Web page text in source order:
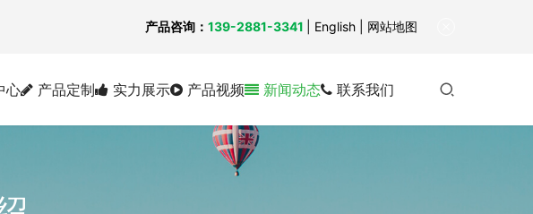
心 产品定制 实力展示 产品视频 新闻动态 联系我们
产品咨询： 139-2881-3341 English | 网站地图